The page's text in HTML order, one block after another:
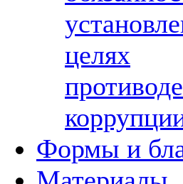
целях
Формы и